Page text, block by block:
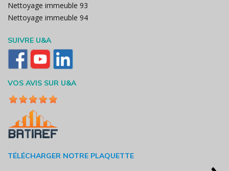
Nettoyage immeuble 93
Nettoyage immeuble 94
SUIVRE U&A
VOS AVIS SUR U&A
TÉLÉCHARGER NOTRE PLAQUETTE